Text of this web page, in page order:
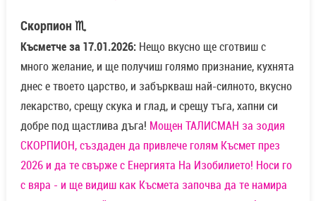
Скорпион ♏
Късметче за 17.01.2026:Нещо вкусно ще сготвиш с
много желание, и ще получиш голямо признание, кухнята
днес е твоето царство, и забъркваш най-силното, вкусно
лекарство, срещу скука и глад, и срещу тъга, хапни си
добре под щастлива дъга! Мощен ТАЛИСМАН за зодия
СКОРПИОН, създаден да привлече голям Късмет през
2026 и да те свърже с Енергията На Изобилието! Носи го
с вяра - и ще видиш как Късмета започва да те намира